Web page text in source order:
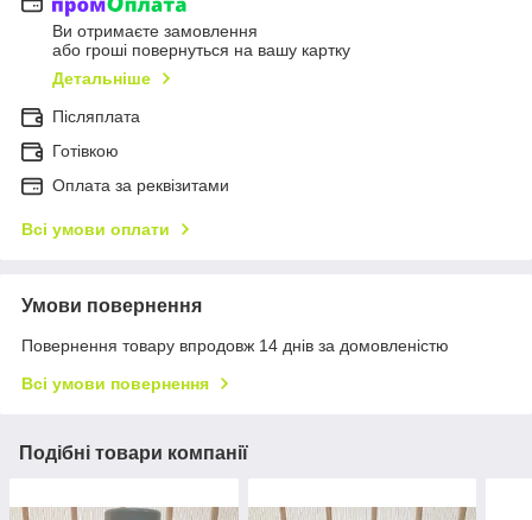
Ви отримаєте замовлення
або гроші повернуться на вашу картку
Детальніше
Післяплата
Готівкою
Оплата за реквізитами
Всі умови оплати
Умови повернення
Повернення товару впродовж 14 днів за домовленістю
Всі умови повернення
Подібні товари компанії